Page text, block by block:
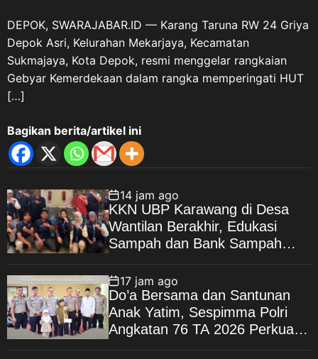
DEPOK, SWARAJABAR.ID — Karang Taruna RW 24 Griya
Depok Asri, Kelurahan Mekarjaya, Kecamatan
Sukmajaya, Kota Depok, resmi menggelar rangkaian
Gebyar Kemerdekaan dalam rangka memperingati HUT
[…]
Bagikan berita/artikel ini
14 jam ago
KKN UBP Karawang di Desa
Wantilan Berakhir, Edukasi
Sampah dan Bank Sampah
17 jam ago
Do’a Bersama dan Santunan
Anak Yatim, Sespimma Polri
Angkatan 76 TA 2026 Perkuat